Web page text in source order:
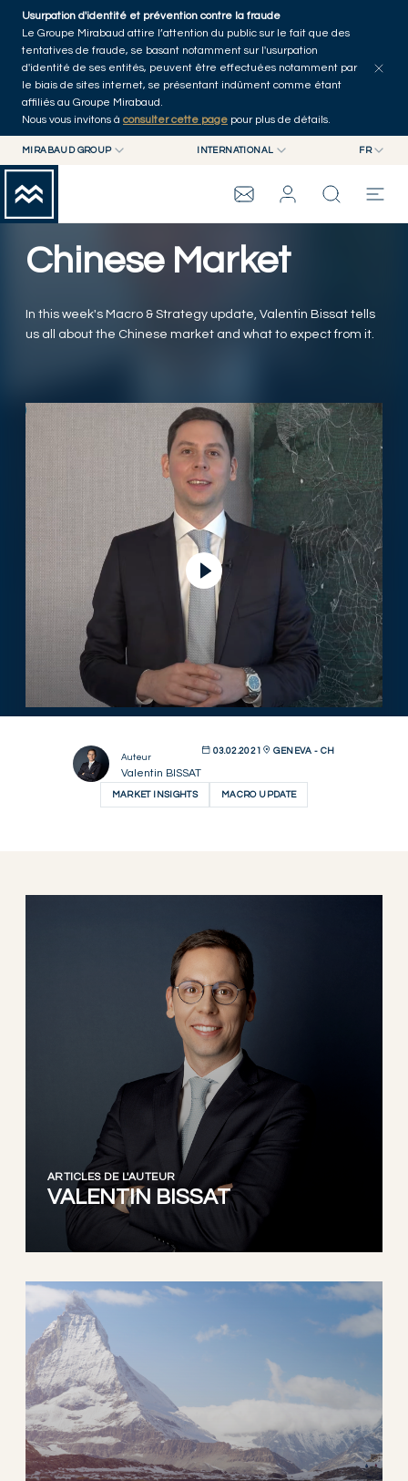
Skip to main content
Usurpation d'identité et prévention contre la fraude
Le Groupe Mirabaud attire l’attention du public sur le fait que des
tentatives de fraude, se basant notamment sur l'usurpation
d'identité de ses entités, peuvent être effectuées notamment par
le biais de sites internet, se présentant indûment comme étant
affiliés au Groupe Mirabaud.
Nous vous invitons à consulter cette page pour plus de détails.
MIRABAUD GROUP
MIRABAUD ASSET MANAGEMENT
MIRABAUD INVESTMENTS
INTERNATIONAL FR
FR
DE
GROUPE MIRABAUD
THE VIEW
SERVICES
Accueil
Tous les articles
Chinese Market
In this week's Macro & Strategy update, Valentin Bissat tells
us all about the Chinese market and what to expect from it.
Lire la vidéo
Auteur
Valentin BISSAT
03.02.2021 GENEVA - CH
MARKET INSIGHTS MACRO UPDATE
ARTICLES DE L'AUTEUR
VALENTIN BISSAT